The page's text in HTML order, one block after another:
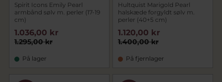
Spirit Icons Emily Pearl
armbånd sølv m. perler (17-19
cm)
1.295,00 kr
1.036,00 kr
På lager
Hultquist Marigold Pearl
halskæde forgyldt sølv m.
perler (40+5 cm)
1.400,00 kr
1.120,00 kr
På fjernlager